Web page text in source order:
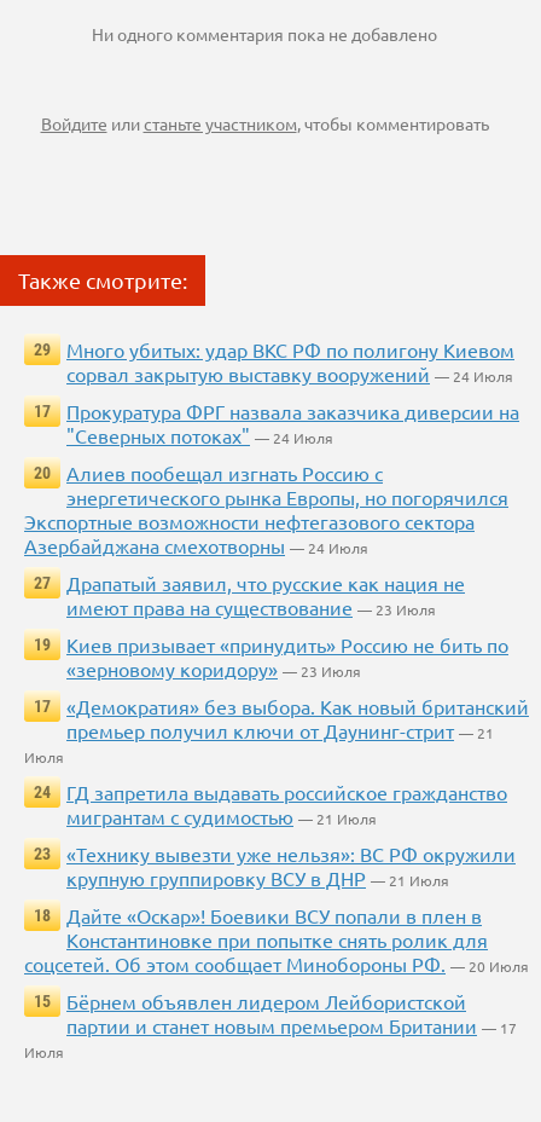
Ни одного комментария пока не добавлено
Войдите илистаньте участником, чтобы комментировать
Также смотрите:
29
Много убитых: удар ВКС РФ по полигону Киевом
сорвал закрытую выставку вооружений — 24 Июля
17
Прокуратура ФРГ назвала заказчика диверсии на
"Северных потоках" — 24 Июля
20
Алиев пообещал изгнать Россию с
энергетического рынка Европы, но погорячился
Экспортные возможности нефтегазового сектора
Азербайджана смехотворны — 24 Июля
27
Драпатый заявил, что русские как нация не
имеют права на существование — 23 Июля
19
Киев призывает «принудить» Россию не бить по
«зерновому коридору» — 23 Июля
17
«Демократия» без выбора. Как новый британский
премьер получил ключи от Даунинг-стрит — 21
Июля
24
ГД запретила выдавать российское гражданство
мигрантам с судимостью — 21 Июля
23
«Технику вывезти уже нельзя»: ВС РФ окружили
крупную группировку ВСУ в ДНР — 21 Июля
18
Дайте «Оскар»! Боевики ВСУ попали в плен в
Константиновке при попытке снять ролик для
соцсетей. Об этом сообщает Минобороны РФ. — 20 Июля
15
Бёрнем объявлен лидером Лейбористской
партии и станет новым премьером Британии — 17
Июля